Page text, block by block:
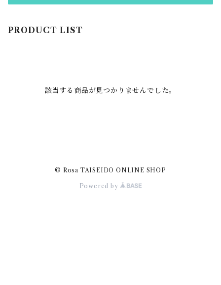
PRODUCT LIST
該当する商品が見つかりませんでした。
© Rosa TAISEIDO ONLINE SHOP
Powered by